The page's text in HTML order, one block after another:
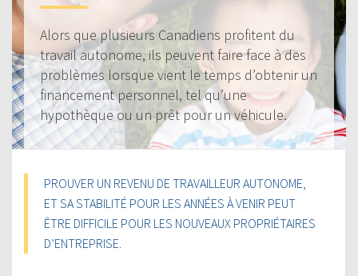
Alors que plusieurs Canadiens profitent du
travail autonome, ils peuvent faire face à des
problèmes lorsque vient le temps d’obtenir un
financement personnel, tel qu’une
hypothèque ou un prêt pour un véhicule.
PROUVER UN REVENU DE TRAVAILLEUR AUTONOME,
ET SA STABILITÉ POUR LES ANNÉES À VENIR PEUT
ÊTRE DIFFICILE POUR LES NOUVEAUX PROPRIÉTAIRES
D’ENTREPRISE.